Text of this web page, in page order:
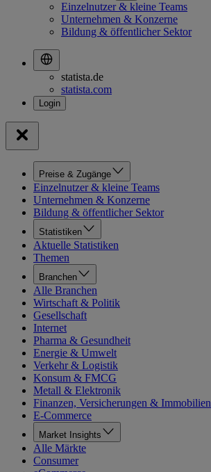
Einzelnutzer & kleine Teams
Unternehmen & Konzerne
Bildung & öffentlicher Sektor
statista.de
statista.com
Preise & Zugänge
Einzelnutzer & kleine Teams
Unternehmen & Konzerne
Bildung & öffentlicher Sektor
Statistiken
Aktuelle Statistiken
Themen
Branchen
Alle Branchen
Wirtschaft & Politik
Gesellschaft
Internet
Pharma & Gesundheit
Energie & Umwelt
Verkehr & Logistik
Konsum & FMCG
Metall & Elektronik
Finanzen, Versicherungen & Immobilien
E-Commerce
Market Insights
Alle Märkte
Consumer